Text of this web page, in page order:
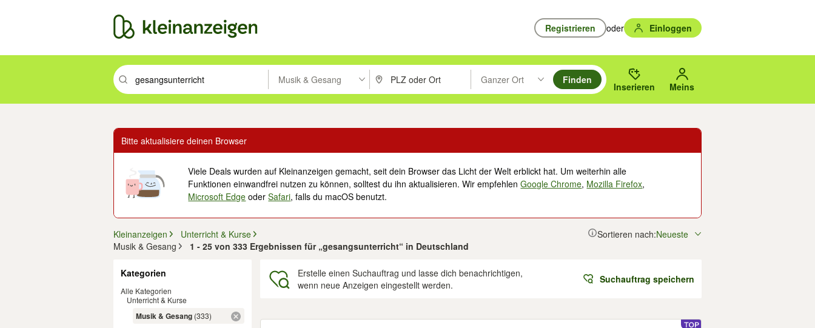
Registrieren oder Einloggen
Suchbegriff eingeben. Eingabetaste drücken um zu suchen, oder Vorschläge mit den Pfeiltasten nach oben/unten durchsuchen und mit Eingabetaste auswählen.
Musik & Gesang PLZ oder Ort eingeben. Eingabetaste drücken um zu suchen, oder Vorschläge mit den Pfeiltasten nach oben/
Ganzer Ort
Suche im Umkreis des gewählten Orts oder PLZ.
Finden
Inserieren Meins
Bitte aktualisiere deinen Browser
Viele Deals wurden auf Kleinanzeigen gemacht, seit dein Browser das Licht der Welt erblickt hat. Um weiterhin alle
Funktionen einwandfrei nutzen zu können, solltest du ihn aktualisieren. Wir empfehlenGoogle Chrome, Mozilla Firefox,
Microsoft Edge oderSafari, falls du macOS benutzt.
Kleinanzeigen
Unterricht & Kurse
Musik & Gesang
1 - 25 von 333 Ergebnissen für „gesangsunterricht“ in Deutschland
Sortieren nach:Neueste
Kategorien
Alle Kategorien
Unterricht & Kurse
Musik & Gesang (333)
Erstelle einen Suchauftrag und lasse dich benachrichtigen,
wenn neue Anzeigen eingestellt werden.
Suchauftrag speichern